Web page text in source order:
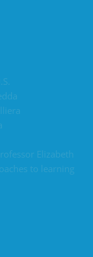
Elizabeth
to learning